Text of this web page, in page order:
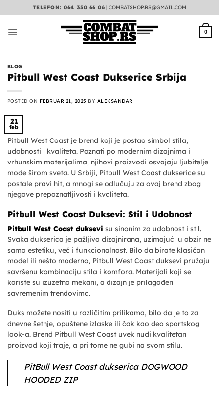
na
TELEFON: 064 350 66 06 |COMBATSHOP.RS@GMAIL.COM
0
BLOG
Pitbull West Coast Dukserice Srbija
POSTED ON FEBRUAR 21, 2025 BY ALEKSANDAR
21
feb
Pitbull West Coast je brend koji je postao simbol stila,
udobnosti i kvaliteta. Poznati po modernim dizajnima i
vrhunskim materijalima, njihovi proizvodi osvajaju ljubitelje
mode širom sveta. U Srbiji, Pitbull West Coast dukserice su
postale pravi hit, a mnogi se odlučuju za ovaj brend zbog
njegove prepoznatljivosti i kvaliteta.
Pitbull West Coast Duksevi: Stil i Udobnost
Pitbull West Coast duksevi su sinonim za udobnost i stil.
Svaka dukserica je pažljivo dizajnirana, uzimajući u obzir ne
samo estetiku, već i funkcionalnost. Bilo da birate klasičan
model ili nešto moderno, Pitbull West Coast duksevi pružaju
savršenu kombinaciju stila i komfora. Materijali koji se
koriste su izuzetno mekani, a dizajn je prilagođen
savremenim trendovima.
Duks možete nositi u različitim prilikama, bilo da je to za
dnevne šetnje, opuštene izlaske ili čak kao deo sportskog
look-a. Brend Pitbull West Coast uvek nudi kvalitetan
proizvod koji traje, a pri tome ne gubi na svom stilu.
PitBull West Coast dukserica DOGWOOD
HOODED ZIP